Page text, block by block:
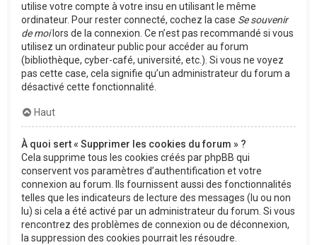
utilise votre compte à votre insu en utilisant le même
ordinateur. Pour rester connecté, cochez la case Se souvenir
de moilors de la connexion. Ce n’est pas recommandé si vous
utilisez un ordinateur public pour accéder au forum
(bibliothèque, cyber-café, université, etc.). Si vous ne voyez
pas cette case, cela signifie qu’un administrateur du forum a
désactivé cette fonctionnalité.
Haut
À quoi sert « Supprimer les cookies du forum » ?
Cela supprime tous les cookies créés par phpBB qui
conservent vos paramètres d’authentification et votre
connexion au forum. Ils fournissent aussi des fonctionnalités
telles que les indicateurs de lecture des messages (lu ou non
lu) si cela a été activé par un administrateur du forum. Si vous
rencontrez des problèmes de connexion ou de déconnexion,
la suppression des cookies pourrait les résoudre.